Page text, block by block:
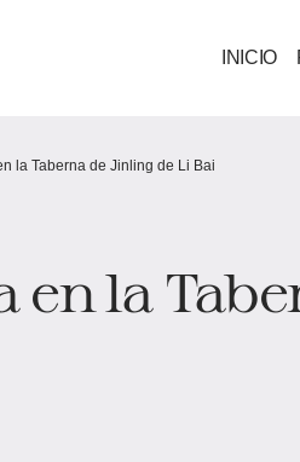
INICIO
la Taberna de Jinling de Li Bai
en la